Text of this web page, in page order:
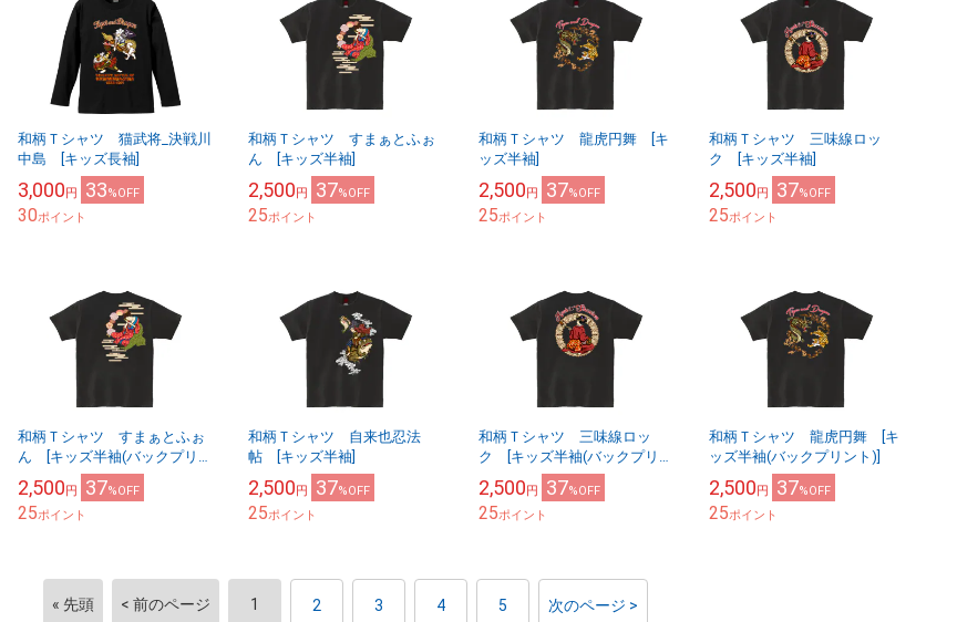
和柄Ｔシャツ 猫武将_決戦川
中島 [キッズ長袖]
3,000円 33%OFF
30ポイント
和柄Ｔシャツ すまぁとふぉ
ん [キッズ半袖]
2,500円 37%OFF
25ポイント
和柄Ｔシャツ 龍虎円舞 [キ
ッズ半袖]
2,500円 37%OFF
25ポイント
和柄Ｔシャツ 三味線ロッ
ク [キッズ半袖]
2,500円 37%OFF
25ポイント
和柄Ｔシャツ すまぁとふぉ
ん [キッズ半袖(バックプリン
2,500円 37%OFF
25ポイント
和柄Ｔシャツ 自来也忍法
帖 [キッズ半袖]
2,500円 37%OFF
25ポイント
和柄Ｔシャツ 三味線ロッ
ク [キッズ半袖(バックプリン
2,500円 37%OFF
25ポイント
和柄Ｔシャツ 龍虎円舞 [キ
ッズ半袖(バックプリント)]
2,500円 37%OFF
25ポイント
« 先頭 < 前のページ 1 2 3 4 5 次のページ >